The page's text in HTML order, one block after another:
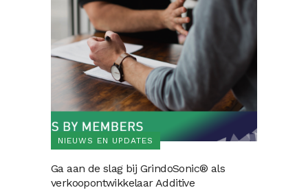
NIEUWS EN UPDATES
Ga aan de slag bij GrindoSonic® als
verkoopontwikkelaar Additive